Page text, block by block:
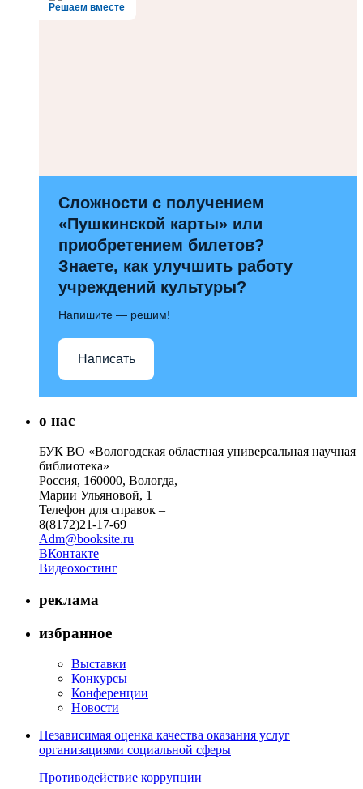
Решаем вместе
Сложности с получением
«Пушкинской карты» или
приобретением билетов?
Знаете, как улучшить работу
учреждений культуры?
Напишите — решим!
Написать
о нас
БУК ВО «Вологодская областная универсальная научная
библиотека»
Россия, 160000, Вологда,
Марии Ульяновой, 1
Телефон для справок –
8(8172)21-17-69
Adm@booksite.ru
ВКонтакте
Видеохостинг
реклама
избранное
Выставки
Конкурсы
Конференции
Новости
Независимая оценка качества оказания услуг
организациями социальной сферы
Противодействие коррупции